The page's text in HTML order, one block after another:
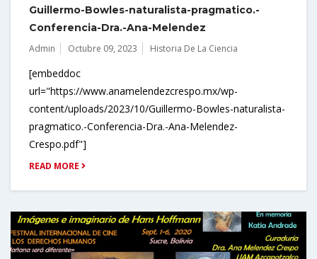
Guillermo-Bowles-naturalista-pragmatico.-
Conferencia-Dra.-Ana-Melendez
Admin Octubre 09, 2023 Historia De La Ciencia
[embeddoc
url="https://www.anamelendezcrespo.mx/wp-
content/uploads/2023/10/Guillermo-Bowles-naturalista-
pragmatico.-Conferencia-Dra.-Ana-Melendez-
Crespo.pdf"]
READ MORE